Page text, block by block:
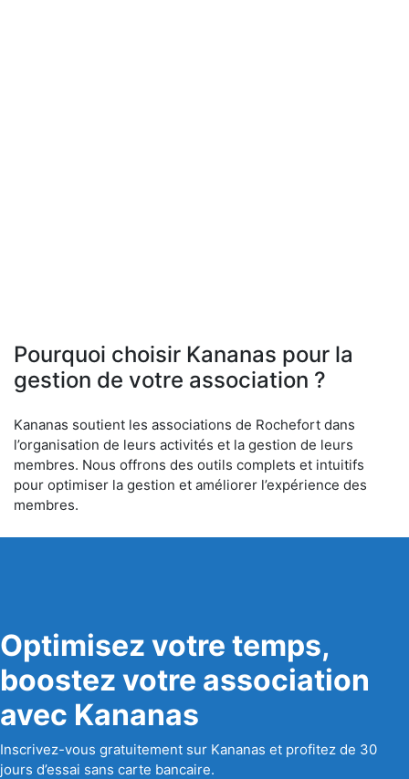
Pourquoi choisir Kananas pour la
gestion de votre association ?
Kananas soutient les associations de Rochefort dans
l’organisation de leurs activités et la gestion de leurs
membres. Nous offrons des outils complets et intuitifs
pour optimiser la gestion et améliorer l’expérience des
membres.
Optimisez votre temps,
boostez votre association
avec Kananas
Inscrivez-vous gratuitement sur Kananas et profitez de 30
jours d’essai sans carte bancaire.